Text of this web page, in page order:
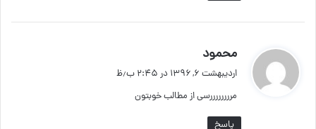
محمود
ف
:
اردیبهشت ۶, ۱۳۹۶ در ۲:۴۵ ب٫ظ
مررررررررسی از مطالب خوبتون
پاسخ